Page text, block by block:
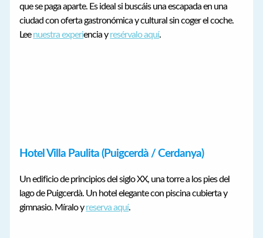
que se paga aparte. Es ideal si buscáis una escapada en una
ciudad con oferta gastronómica y cultural sin coger el coche.
Leenuestra experiencia yresérvalo aquí.
Hotel Villa Paulita (Puigcerdà / Cerdanya)
Un edificio de principios del siglo XX, una torre a los pies del
lago de Puigcerdà. Un hotel elegante con piscina cubierta y
gimnasio. Míralo yreserva aquí.